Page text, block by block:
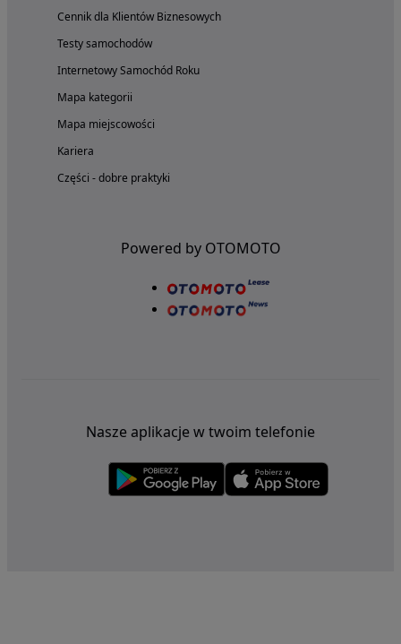
Cennik dla Klientów Biznesowych
Testy samochodów
Internetowy Samochód Roku
Mapa kategorii
Mapa miejscowości
Kariera
Części - dobre praktyki
Powered by OTOMOTO
Nasze aplikacje w twoim telefonie